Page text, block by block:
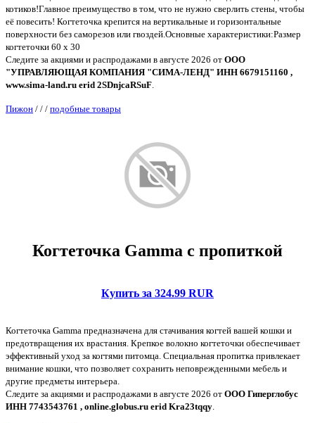
котиков!Главное преимущество в том, что не нужно сверлить стены, чтобы
её повесить! Когтеточка крепится на вертикальные и горизонтальные
поверхности без саморезов или гвоздей.Основные характеристики:Размер
когтеточки 60 х 30
Следите за акциями и распродажами в августе 2026 от ООО
"УПРАВЛЯЮЩАЯ КОМПАНИЯ "СИМА-ЛЕНД" ИНН 6679151160 ,
www.sima-land.ru erid 2SDnjcaRSuF
Пижон / / / подобные товары
Когтеточка Gamma с пропиткой
Купить за 324.99 RUR
Когтеточка Gamma предназначена для стачивания когтей вашей кошки и
предотвращения их врастания. Крепкое волокно когтеточки обеспечивает
эффективный уход за когтями питомца. Специальная пропитка привлекает
внимание кошки, что позволяет сохранить неповрежденными мебель и
другие предметы интерьера.
Следите за акциями и распродажами в августе 2026 от ООО Гиперглобус
ИНН 7743543761 , online.globus.ru erid Kra23tqqy